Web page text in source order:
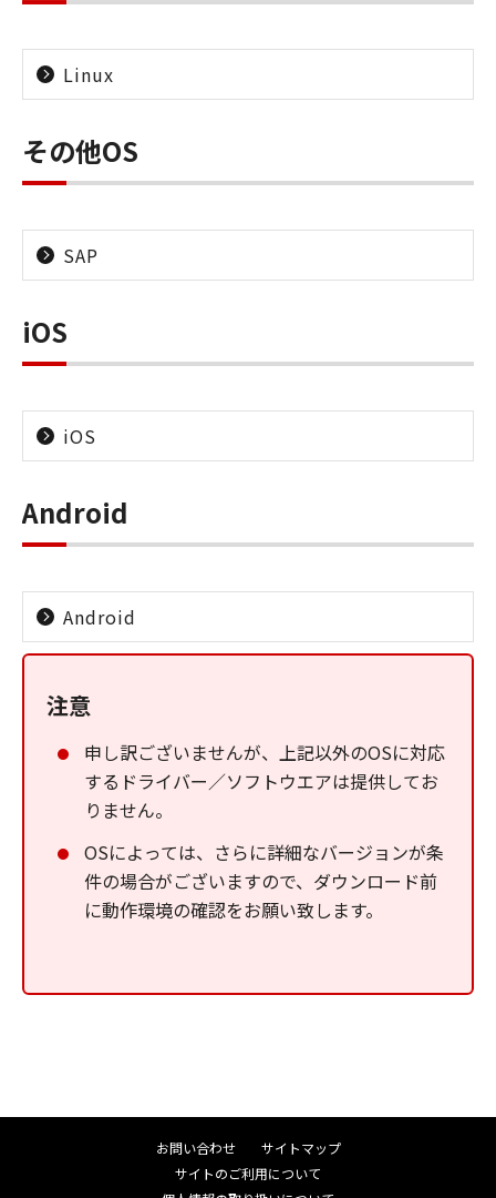
Linux
その他OS
SAP
iOS
iOS
Android
Android
注意
申し訳ございませんが、上記以外のOSに対応
するドライバー／ソフトウエアは提供してお
りません。
OSによっては、さらに詳細なバージョンが条
件の場合がございますので、ダウンロード前
に動作環境の確認をお願い致します。
お問い合わせ
サイトマップ
サイトのご利用について